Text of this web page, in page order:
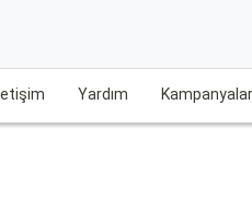
Yardım Kampanyalar